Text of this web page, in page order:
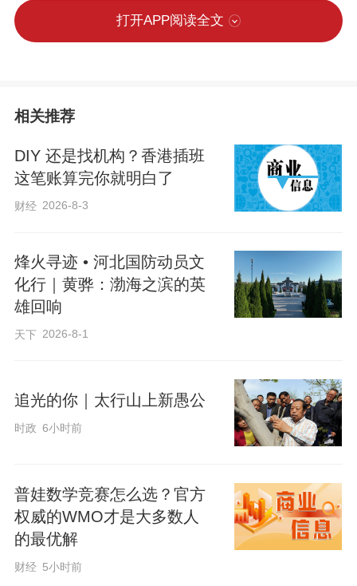
那扎根于土地的浪漫
赵 栋
郑重的致敬。而几千年前的先民，从不
知“节日”二字，却把劳动的模样，写进了
《诗经》的一字一句里。它藏在田间陌
上、桑间河畔，成了刻在骨血里的日常，
打开APP阅读全文
相关推荐
DIY 还是找机构？香港插班
这笔账算完你就明白了
财经 2026-8-3
烽火寻迹 • 河北国防动员文
化行｜黄骅：渤海之滨的英
雄回响
天下 2026-8-1
追光的你｜太行山上新愚公
时政 6小时前
普娃数学竞赛怎么选？官方
权威的WMO才是大多数人
的最优解
财经 5小时前